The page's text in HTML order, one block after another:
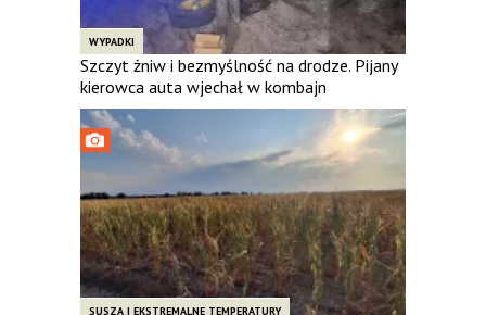
WYPADKI
Szczyt żniw i bezmyślność na drodze. Pijany
kierowca auta wjechał w kombajn
SUSZA I EKSTREMALNE TEMPERATURY